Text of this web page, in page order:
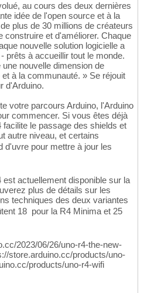
au cours des deux dernières
idée de l'open source et à la
plus de 30 millions de créateurs
construire et d'améliorer. Chaque
nouvelle solution logicielle a
prêts à accueillir tout le monde.
nouvelle dimension de
à la communauté. » Se réjouit
d'Arduino.
votre parcours Arduino, l'Arduino
commencer. Si vous êtes déjà
le passage des shields et
autre niveau, et certains
pour mettre à jour les
actuellement disponible sur la
plus de détails sur les
techniques des deux variantes
18  pour la R4 Minima et 25 
2023/06/26/uno-r4-the-new-
store.arduino.cc/products/uno-
products/uno-r4-wifi